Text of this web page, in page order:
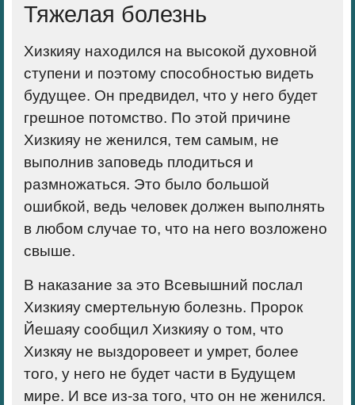
Тяжелая болезнь
Хизкияу находился на высокой духовной
ступени и поэтому способностью видеть
будущее. Он предвидел, что у него будет
грешное потомство. По этой причине
Хизкияу не женился, тем самым, не
выполнив заповедь плодиться и
размножаться. Это было большой
ошибкой, ведь человек должен выполнять
в любом случае то, что на него возложено
свыше.
В наказание за это Всевышний послал
Хизкияу смертельную болезнь. Пророк
Йешаяу сообщил Хизкияу о том, что
Хизкяу не выздоровеет и умрет, более
того, у него не будет части в Будущем
мире. И все из-за того, что он не женился.